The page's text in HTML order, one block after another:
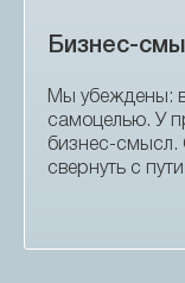
Бизнес-
Мы убеждены:
самоцелью. У
бизнес-смысл.
свернуть с